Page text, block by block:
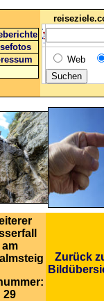
Web
am
29
Zurück